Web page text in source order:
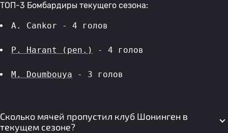
ТОП-3 Бомбардиры текущего сезона:
A. Cankor - 4 голов
P. Harant (pen.) - 4 голов
M. Doumbouya - 3 голов
Сколько мячей пропустил клуб Шонинген в
текущем сезоне?